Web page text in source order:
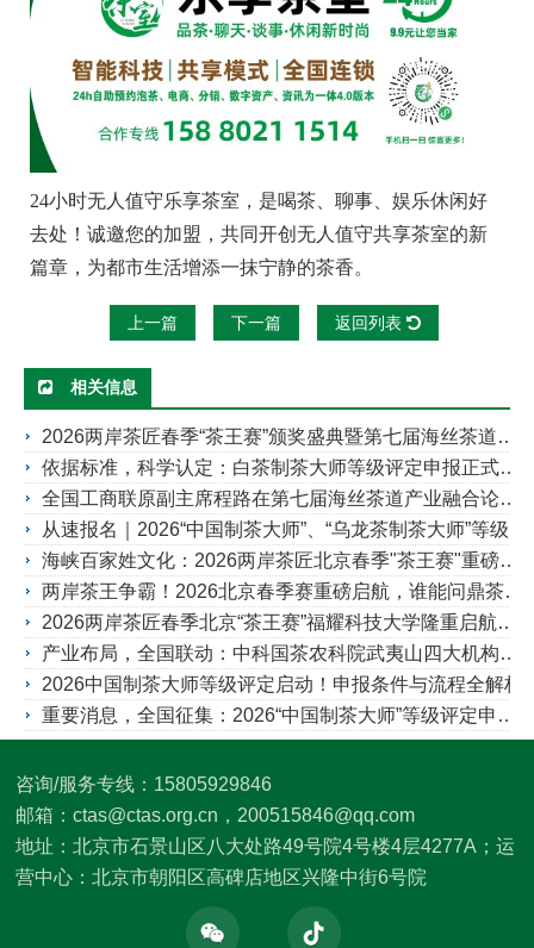
24小时无人值守乐享茶室，是喝茶、聊事、娱乐休闲好
去处！诚邀您的加盟，共同开创无人值守共享茶室的新
篇章，为都市生活增添一抹宁静的茶香。
上一篇 下一篇 返回列表
相关信息
2026两岸茶匠春季“茶王赛”颁奖盛典暨第七届海丝茶道产业发展论坛30日北京谢幕（附获奖名单）
依据标准，科学认定：白茶制茶大师等级评定申报正式启动！
全国工商联原副主席程路在第七届海丝茶道产业融合论坛暨2026两岸茶匠春季北京“茶王赛”颁奖上的讲话
海峡百家姓文化：2026两岸茶匠北京春季"茶王赛"重磅启航，《百家姓讲堂》助力启动会！
两岸茶王争霸！2026北京春季赛重磅启航，谁能问鼎茶界巅峰？
2026两岸茶匠春季北京“茶王赛”福耀科技大学隆重启航，6月首都盛典再会
产业布局，全国联动：中科国茶农科院武夷山四大机构揭牌，助力产学研融合发展
2026中国制茶大师等级评定启动！申报条件与流程全解析
重要消息，全国征集：2026“中国制茶大师”等级评定申报中！
咨询/服务专线：15805929846
邮箱：ctas@ctas.org.cn，200515846@qq.com
地址：北京市石景山区八大处路49号院4号楼4层4277A；运
营中心：北京市朝阳区高碑店地区兴隆中街6号院